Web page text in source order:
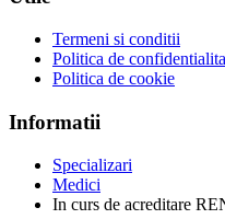
Termeni si conditii
Politica de
Politica de cookie
Informatii
Specializari
Medici
In curs de acreditare